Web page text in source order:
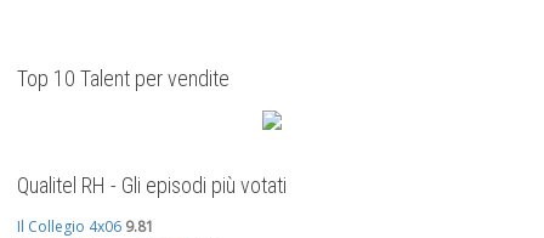
Top 10 Talent per vendite
Qualitel RH - Gli episodi più votati
Il Collegio 4x06 9.81